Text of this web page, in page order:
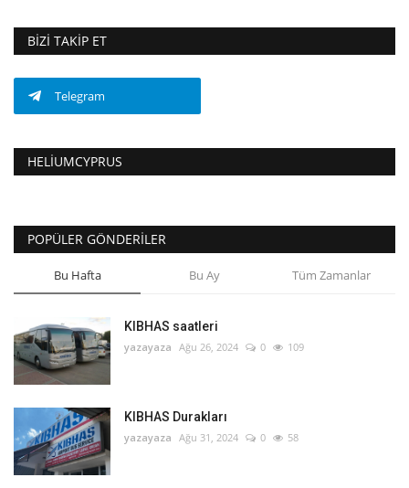
BIZI TAKIP ET
Telegram
HELIUMCYPRUS
POPÜLER GÖNDERILER
Bu Hafta Bu Ay Tüm Zamanlar
KIBHAS saatleri
yazayaza Ağu 26, 2024 0 109
KIBHAS Durakları
yazayaza Ağu 31, 2024 0 58